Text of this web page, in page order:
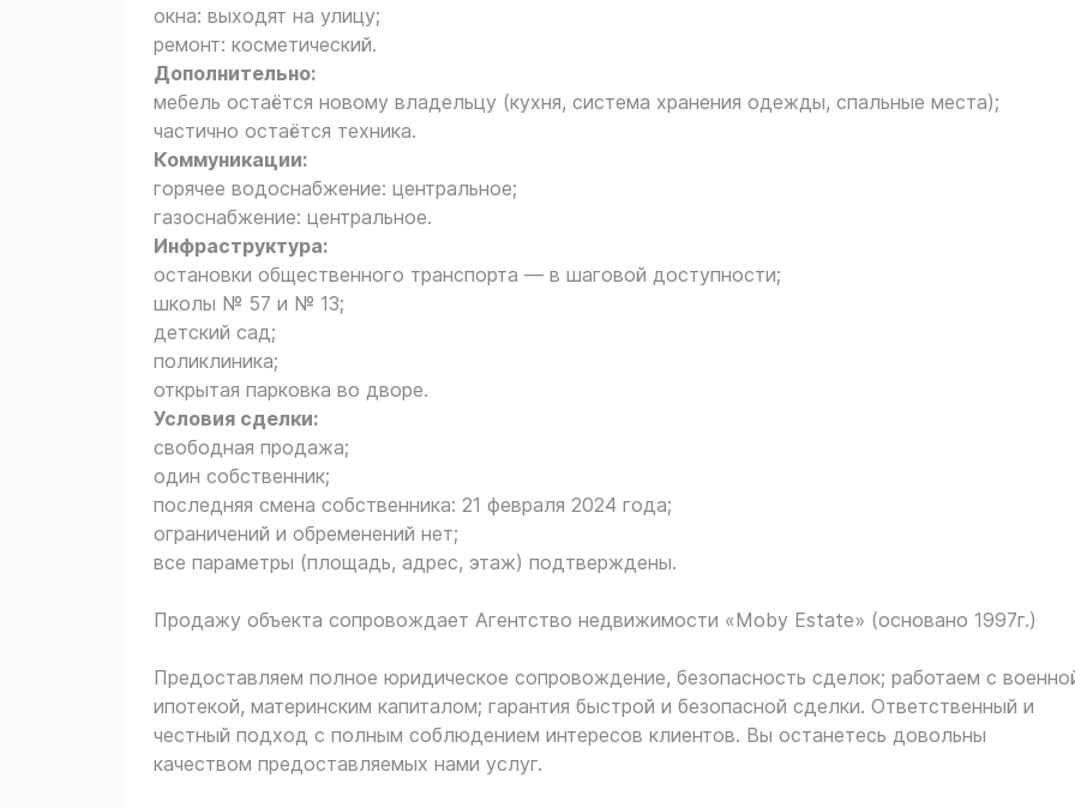
окна: выходят на улицу;
ремонт: косметический.
Дополнительно:
мебель остаётся новому владельцу (кухня, система хранения одежды, спальные места);
частично остаётся техника.
Коммуникации:
горячее водоснабжение: центральное;
газоснабжение: центральное.
Инфраструктура:
остановки общественного транспорта — в шаговой доступности;
школы № 57 и № 13;
детский сад;
поликлиника;
открытая парковка во дворе.
Условия сделки:
свободная продажа;
один собственник;
последняя смена собственника: 21 февраля 2024 года;
ограничений и обременений нет;
все параметры (площадь, адрес, этаж) подтверждены.
Продажу объекта сопровождает Агентство недвижимости «Moby Estate» (основано 1997г.)
Предоставляем полное юридическое сопровождение, безопасность сделок; работаем с
ипотекой, материнским капиталом; гарантия быстрой и безопасной сделки. Ответственный и
честный подход с полным соблюдением интересов клиентов. Вы останетесь довольны
качеством предоставляемых нами услуг.